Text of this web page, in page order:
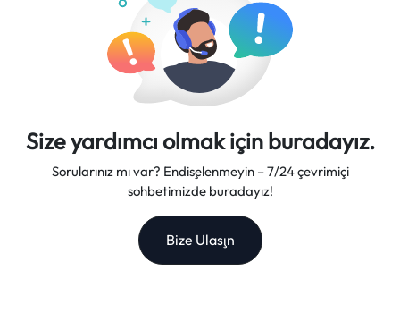
Size yardımcı olmak için buradayız.
Sorularınız mı var? Endişelenmeyin – 7/24 çevrimiçi
sohbetimizde buradayız!
Bize Ulaşın